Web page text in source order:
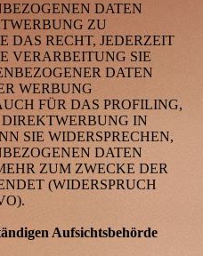
DATEN
ZU
DAS RECHT, JEDERZEIT
VERARBEITUNG SIE
DATEN
WERBUNG
FÜR DAS PROFILING,
IN
SIE WIDERSPRECHEN,
DATEN
ZUM ZWECKE DER
(WIDERSPRUCH
Aufsichtsbehörde